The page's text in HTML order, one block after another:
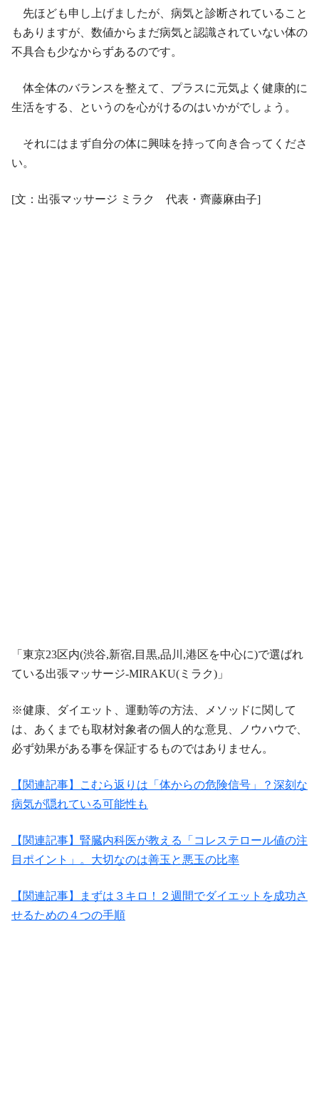
先ほども申し上げましたが、病気と診断されていること
もありますが、数値からまだ病気と認識されていない体の
不具合も少なからずあるのです。
体全体のバランスを整えて、プラスに元気よく健康的に
生活をする、というのを心がけるのはいかがでしょう。
それにはまず自分の体に興味を持って向き合ってくださ
い。
[文：出張マッサージ ミラク 代表・齊藤麻由子]
「東京23区内(渋谷,新宿,目黒,品川,港区を中心に)で選ばれ
ている出張マッサージ-MIRAKU(ミラク)」
※健康、ダイエット、運動等の方法、メソッドに関して
は、あくまでも取材対象者の個人的な意見、ノウハウで、
必ず効果がある事を保証するものではありません。
【関連記事】こむら返りは「体からの危険信号」？深刻な
病気が隠れている可能性も
【関連記事】腎臓内科医が教える「コレステロール値の注
目ポイント」。大切なのは善玉と悪玉の比率
【関連記事】まずは３キロ！２週間でダイエットを成功さ
せるための４つの手順